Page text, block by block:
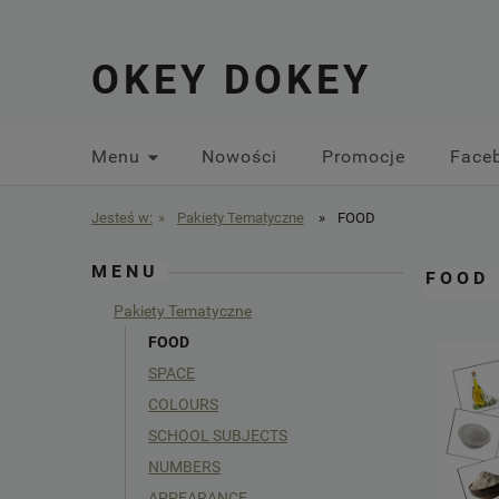
OKEY DOKEY
Menu Nowości Promocje
Jesteś w: » Pakiety Tematyczne » FOOD
MENU
Pakiety Tematyczne
FOOD
SPACE
COLOURS
SCHOOL SUBJECTS
NUMBERS
FOOD